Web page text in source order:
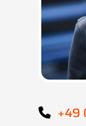
+49